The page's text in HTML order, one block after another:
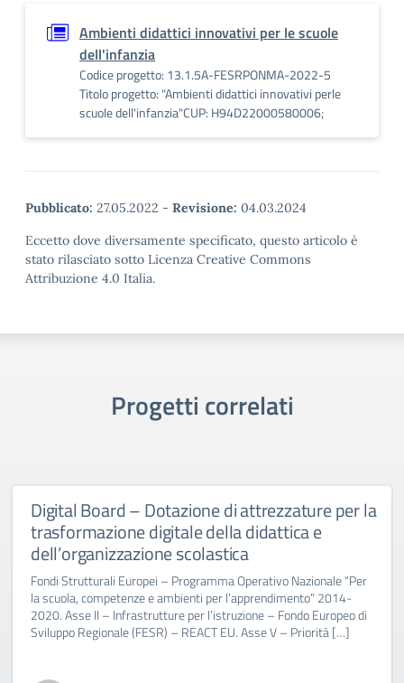
Ambienti didattici innovativi per le scuole
dell'infanzia
Codice progetto: 13.1.5A-FESRPONMA-2022-5
Titolo progetto: "Ambienti didattici innovativi perle
scuole dell'infanzia"CUP: H94D22000580006;
Pubblicato: 27.05.2022 - Revisione: 04.03.2024
Eccetto dove diversamente specificato, questo articolo è
stato rilasciato sotto Licenza Creative Commons
Attribuzione 4.0 Italia.
Progetti correlati
Digital Board – Dotazione di attrezzature per la
trasformazione digitale della didattica e
dell’organizzazione scolastica
Fondi Strutturali Europei – Programma Operativo Nazionale “Per
la scuola, competenze e ambienti per l’apprendimento” 2014-
2020. Asse II – Infrastrutture per l’istruzione – Fondo Europeo di
Sviluppo Regionale (FESR) – REACT EU. Asse V – Priorità […]